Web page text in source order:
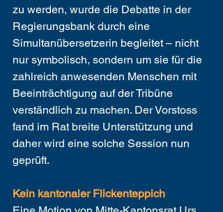
zu werden, wurde die Debatte in der
Regierungsbank durch eine
Simultanübersetzerin begleitet – nicht
nur symbolisch, sondern um sie für die
zahlreich anwesenden Menschen mit
Beeinträchtigung auf der Tribüne
verständlich zu machen. Der Vorstoss
fand im Rat breite Unterstützung und
daher wird eine solche Session nun
geprüft.
Kein kantonaler Flickenteppich